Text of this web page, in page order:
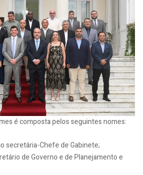
é composta pelos seguintes nomes:
secretária-Chefe de Gabinete;
de Governo e de Planejamento e